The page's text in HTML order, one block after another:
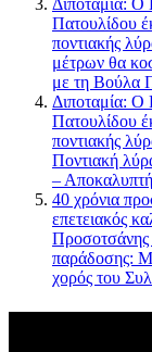
Διποταμία: Ο
Πατουλίδου
ποντιακής
μέτρων θα
με τη Βούλα
Διποταμία: Ο
Πατουλίδου
ποντιακής
Ποντιακή
–
40 χρόνια
επετειακός
παράδοσης:
χορός του